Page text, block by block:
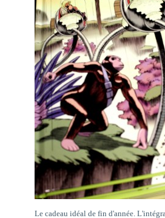
Le cadeau idéal de fin d'année.